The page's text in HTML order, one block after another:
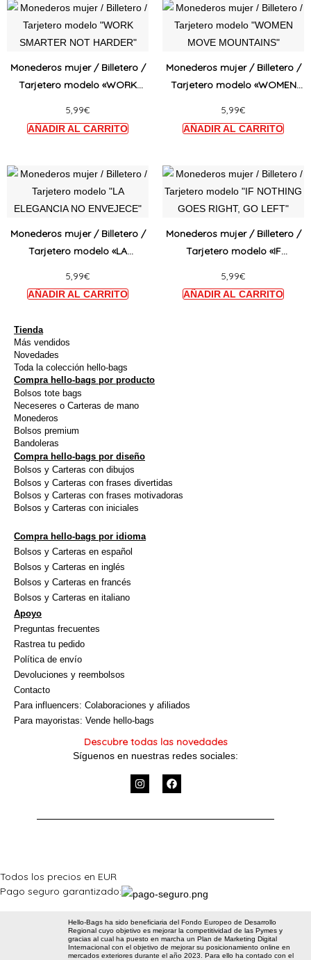
Monederos mujer / Billetero /
Tarjetero modelo «WORK
5,99€
Este
producto
tiene
se
en
página
de
Monederos mujer / Billetero /
Tarjetero modelo «WOMEN
5,99€
Este
se
en
la
de
Monederos mujer / Billetero /
Tarjetero modelo «LA
5,99€
Este
producto
tiene
página
Monederos mujer / Billetero /
Tarjetero modelo «IF
LEFT»
5,99€
Este
tiene
Tienda
Más vendidos
Novedades
Toda la colección hello-bags
Compra hello-bags por producto
Bolsos tote bags
Neceseres o Carteras de mano
Monederos
Bolsos premium
Bandoleras
Compra hello-bags por diseño
Bolsos y Carteras con dibujos
Bolsos y Carteras con frases divertidas
Bolsos y Carteras con frases motivadoras
Bolsos y Carteras con iniciales
Compra hello-bags por idioma
Bolsos y Carteras en español
Bolsos y Carteras en inglés
Bolsos y Carteras en francés
Bolsos y Carteras en italiano
Apoyo
Preguntas frecuentes
Rastrea tu pedido
Política de envío
Devoluciones y reembolsos
Contacto
Para influencers: Colaboraciones y afiliados
Para mayoristas: Vende hello-bags
Descubre todas las novedades
Síguenos en nuestras redes sociales:
I
n
a
F
a
b
Todos los precios en EUR
Pago seguro garantizado:
Hello-Bags ha sido beneficiaria del Fondo Europeo de Desarrollo
Regional cuyo objetivo es mejorar la competitividad de las Pymes y
gracias al cual ha puesto en marcha un Plan de Marketing Digital
Internacional con el objetivo de mejorar su posicionamiento online en
mercados exteriores durante el año 2023. Para ello ha contado con el